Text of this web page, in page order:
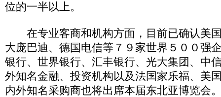
位的一半以上。
在专业客商和机构方面，目前已确认美
大庞巴迪、德国电信等７９家世界５００强
银行、世界银行、汇丰银行、光大集团、中
外知名金融、投资机构以及法国家乐福、美
内外知名采购商也将出席本届东北亚博览会